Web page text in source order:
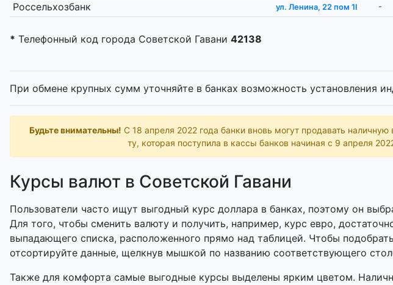
Россельхозбанк ул. Ленина, 22 пом 1I -
* Телефонный код города Советской Гавани 42138
При обмене крупных сумм уточняйте в банках возможность установления
Будьте внимательны! С 18 апреля 2022 года банки вновь могут продавать
ту, которая поступила в кассы банков начиная с 9 апреля
Курсы валют в Советской Гавани
Пользователи часто ищут выгодный курс доллара в банках, поэтому он
Для того, чтобы сменить валюту и получить, например, курс евро,
выпадающего списка, расположенного прямо над таблицей. Чтобы
отсортируйте данные, щелкнув мышкой по названию соответствующего
Также для комфорта самые выгодные курсы выделены ярким цветом.